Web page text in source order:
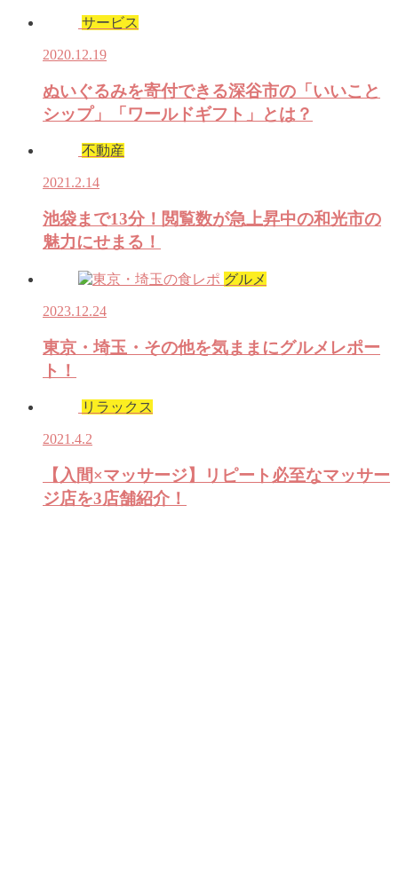
サービス
2020.12.19
ぬいぐるみを寄付できる深谷市の「いいこと
シップ」「ワールドギフト」とは？
不動産
2021.2.14
池袋まで13分！閲覧数が急上昇中の和光市の
魅力にせまる！
グルメ
2023.12.24
東京・埼玉・その他を気ままにグルメレポー
ト！
リラックス
2021.4.2
【入間×マッサージ】リピート必至なマッサー
ジ店を3店舗紹介！